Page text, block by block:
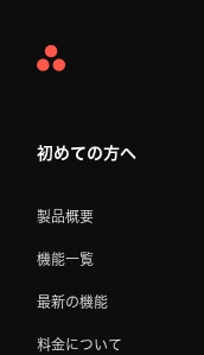
Asana
初めての方へ
製品概要
機能一覧
最新の機能
料金について